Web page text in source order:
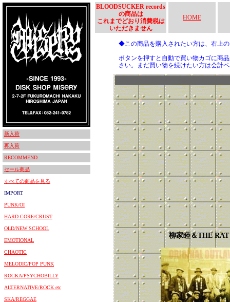
新入荷
再入荷
RECOMMEND
セール商品
すべての商品を見る
IMPORT
PUNK/OI
HARD CORE/CRUST
OLD/NEW SCHOOL
EMOTIONAL
CHAOTIC
MELODIC/POP PUNK
ROCKA/PSYCHOBILLY
ALTERNATIVE/ROCK etc
SKA/REGGAE
BLOODSUCKER records
の商品は
これまでどおり消費税は
いただきません
HOME
◆この商品を購入されたい方は、右上
ボタンを押すと自動で買い物カゴに商
さい。まだ買い物を続けたい方は会計
柳家睦＆THE RAT